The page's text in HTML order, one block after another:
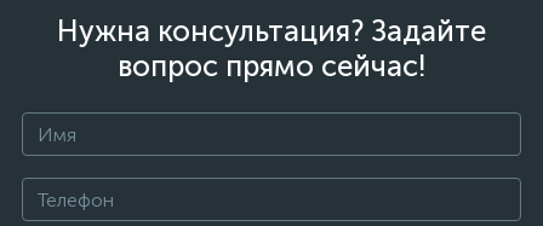
Нужна консультация? Задайте
вопрос прямо сейчас!